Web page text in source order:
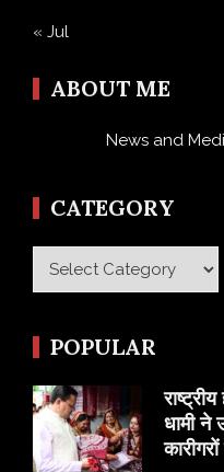
« Jul
ABOUT ME
News and
CATEGORY
Category
POPULAR
धामी ने